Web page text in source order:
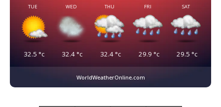
TUE
32.5 °c
WED
32.4 °c
THU
32.4°c
FRI
29.9 °c
SAT
29.5 °c
WorldWeatherOnline.com